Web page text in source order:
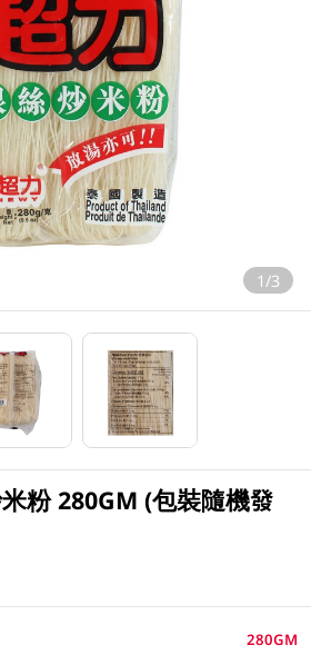
1/3
粉 280GM (包裝隨機發
280GM